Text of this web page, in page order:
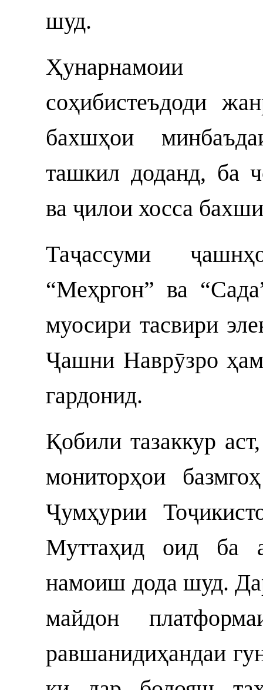
шуд.
Ҳунарнамоии
соҳибистеъдоди
бахшҳои
ташкил доданд, ба
ва ҷилои хосса
Таҷассуми
“Меҳргон” ва
муосири тасвири
Ҷашни Наврӯзро
гардонид.
Қобили тазаккур
мониторҳои
Ҷумҳурии
Муттаҳид оид ба
намоиш дода шуд.
майдон
равшанидиҳандаи